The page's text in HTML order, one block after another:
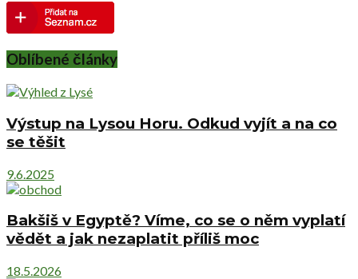
Oblíbené články
Výstup na Lysou Horu. Odkud vyjít a na co
se těšit
9.6.2025
Bakšiš v Egyptě? Víme, co se o něm vyplatí
vědět a jak nezaplatit příliš moc
18.5.2026